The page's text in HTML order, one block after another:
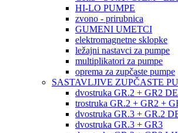
HI-LO PUMPE
zvono - prirubnica
GUMENI UMETCI
elektromagnetne sklopke
ležajni nastavci za pumpe
multiplikatori za pumpe
oprema za zupčaste pumpe
SASTAVLJIVE ZUPČASTE
dvostruka GR.2 + GR2
trostruka GR.2 + GR2 +
dvostruka GR.3 + GR.2
dvostruka GR.3 + GR3